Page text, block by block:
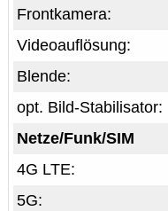
Frontkamera:
Videoauflösung:
Blende:
opt. Bild-Stabilisator:
Netze/Funk/SIM
4G LTE:
5G: